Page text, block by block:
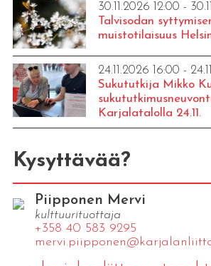
30.11.2026 12:00 -
Talvisodan
muistotilaisuus
24.11.2026 16:00 -
Sukututkija Mikko
Karjalatalolla 24.11.
Kysyttävää?
Piipponen Mervi
kulttuurituottaja
+358 40 583 9295